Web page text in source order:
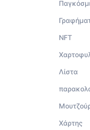
NFT
Λίστα
Χάρτης